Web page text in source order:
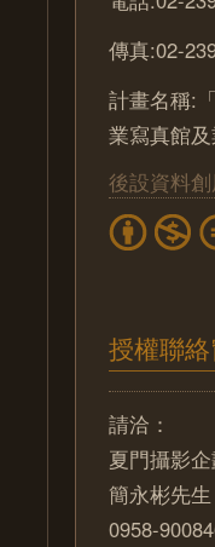
傳真:02-
計畫名稱:
業寫真館
後設資料
授權聯
請洽：
夏門攝影
簡永彬先生
0958-